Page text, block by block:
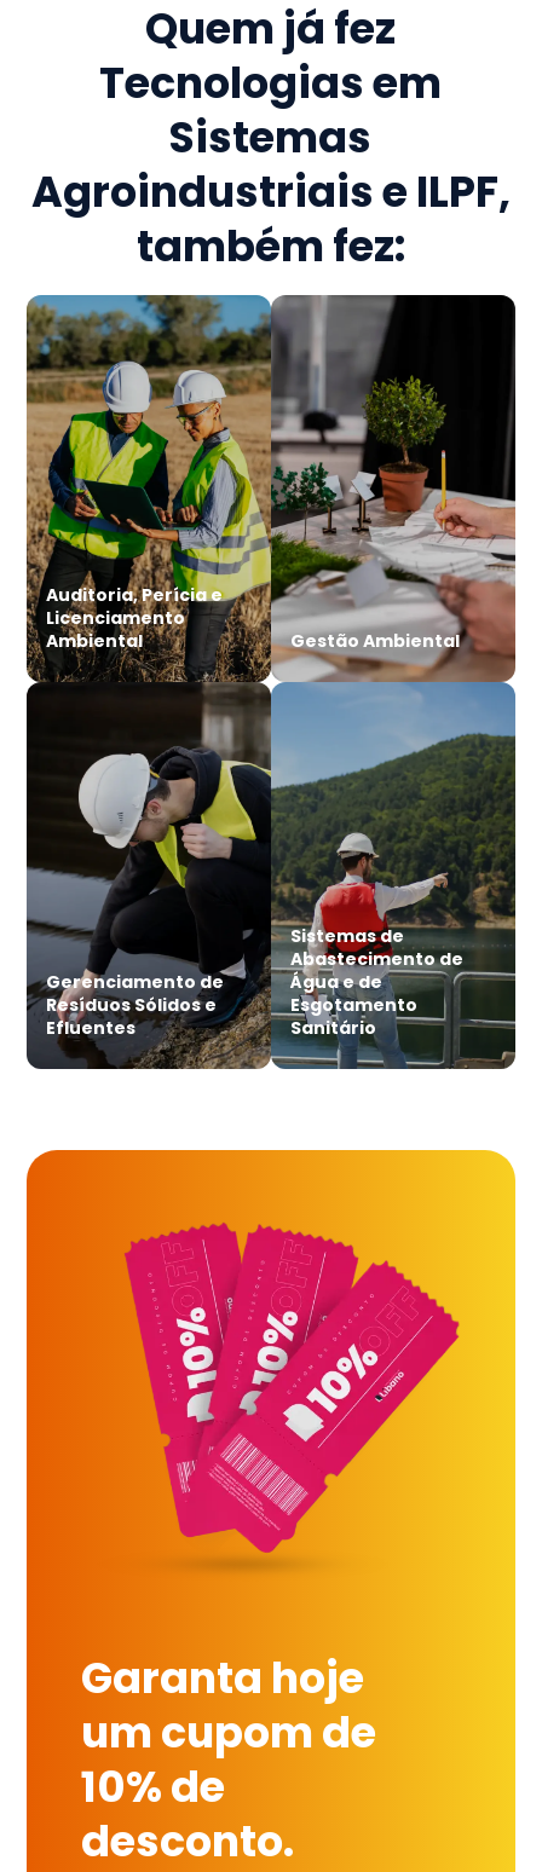
Quem já fez
Tecnologias em
Sistemas
Agroindustriais e ILPF,
também fez:
Auditoria, Perícia e
Licenciamento
Ambiental
Gestão Ambiental
Gerenciamento de
Resíduos Sólidos e
Efluentes
Sistemas de
Abastecimento de
Água e de
Esgotamento
Sanitário
Garanta hoje
um cupom de
10% de
desconto.